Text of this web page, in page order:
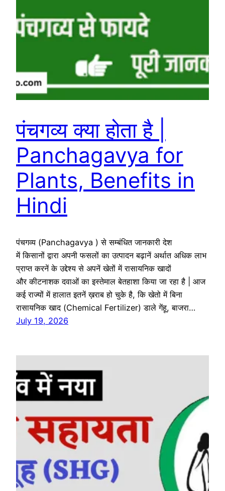
पंचगव्य क्या होता है |
Panchagavya for
Plants, Benefits in
Hindi
पंचगव्य (Panchagavya ) से सम्बंधित जानकारी देश
में किसानों द्वारा अपनी फसलों का उत्पादन बढ़ानें अर्थात अधिक लाभ
प्राप्त करनें के उद्देश्य से अपनें खेतों में रासायनिक खादों
और कीटनाशक दवाओं का इस्तेमाल बेतहाशा किया जा रहा है | आज
कई राज्यों में हालात इतनें ख़राब हो चुके है, कि खेतो में बिना
रासायनिक खाद (Chemical Fertilizer) डाले गेंहू, बाजरा…
July 19, 2026